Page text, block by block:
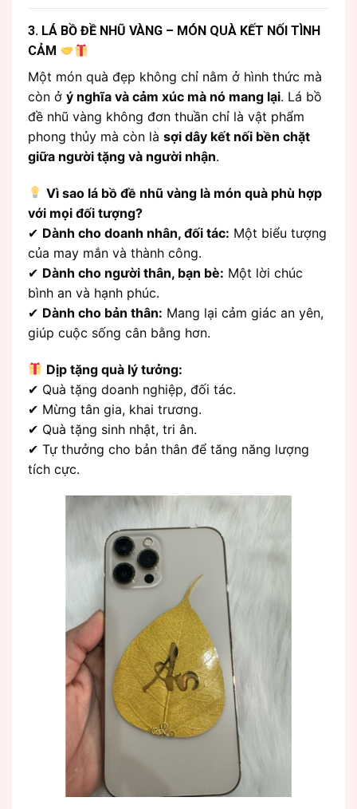
3. LÁ BỒ ĐỀ NHŨ VÀNG – MÓN QUÀ KẾT NỐI TÌNH
CẢM
Một món quà đẹp không chỉ nằm ở hình thức mà
còn ở ý nghĩa và cảm xúc mà nó mang lại. Lá bồ
đề nhũ vàng không đơn thuần chỉ là vật phẩm
phong thủy mà còn là sợi dây kết nối bền chặt
giữa người tặng và người nhận.
Vì sao lá bồ đề nhũ vàng là món quà phù hợp
với mọi đối tượng?
✔ Dành cho doanh nhân, đối tác: Một biểu tượng
của may mắn và thành công.
✔ Dành cho người thân, bạn bè: Một lời chúc
bình an và hạnh phúc.
✔ Dành cho bản thân: Mang lại cảm giác an yên,
giúp cuộc sống cân bằng hơn.
Dịp tặng quà lý tưởng:
✔ Quà tặng doanh nghiệp, đối tác.
✔ Mừng tân gia, khai trương.
✔ Quà tặng sinh nhật, tri ân.
✔ Tự thưởng cho bản thân để tăng năng lượng
tích cực.